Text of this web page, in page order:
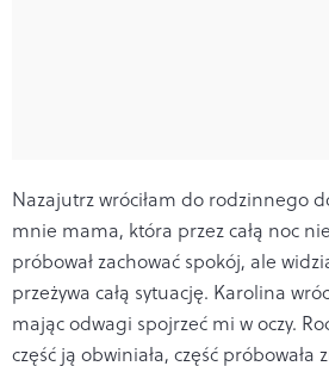
Nazajutrz wróciłam do rodzinnego
mnie mama, która przez całą noc
próbował zachować spokój, ale
przeżywa całą sytuację. Karolina
mając odwagi spojrzeć mi w oczy.
część ją obwiniała, część próbowała